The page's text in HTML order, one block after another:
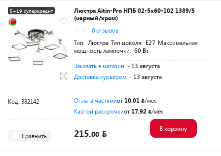
5+19 суперкредит
Люстра Aitin-Pro НПБ 02-5x60-102 1389/5
(черный/хром)
0 отзывов
Тип: Люстра Тип цоколя: E27 Максимальная
мощность лампочки: 60 Вт
Заказать в магазин - 13 августа
Доставка курьером - 13 августа
Код: 382142 Оплата частямиот 10,01
/мес
Картой рассрочкиот 17,92 /мес
Сравнить 215.00
В корзину